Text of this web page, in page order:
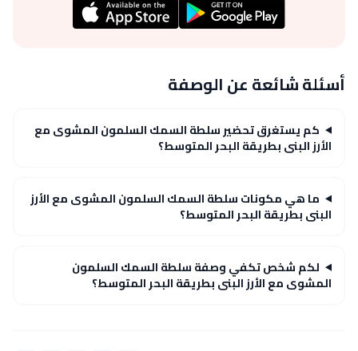
أسئلة شائعة عن الوصفة
كم يستغرق تحضير سلطة السمك السلمون المشوى مع
الأرز البنى بطريقة البحر المتوسط؟
ما هي مكونات سلطة السمك السلمون المشوى مع الأرز
البنى بطريقة البحر المتوسط؟
لكم شخص تكفي وصفة سلطة السمك السلمون
المشوى مع الأرز البنى بطريقة البحر المتوسط؟